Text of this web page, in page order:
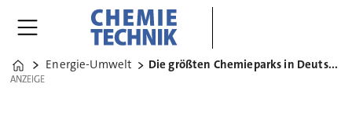
Home
Energie-Umwelt Die größten Chemieparks in Deutschland
ANZEIGE
ANZEIGE